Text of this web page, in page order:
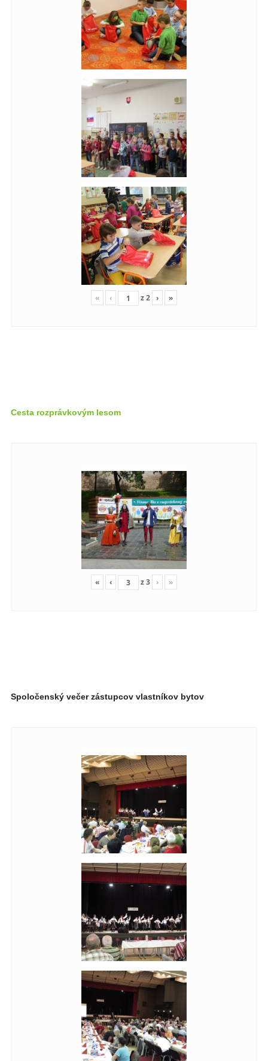
« ‹ z2 › »
Cesta rozprávkovým lesom
« ‹ z3 › »
Spoločenský večer zástupcov vlastníkov bytov